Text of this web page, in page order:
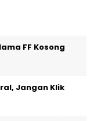
FF Kosong
Jangan Klik